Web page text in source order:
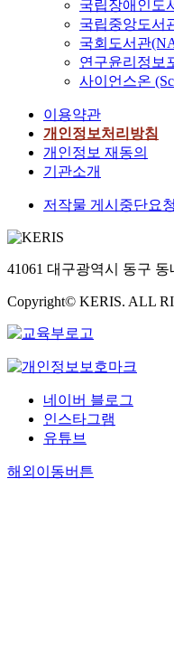
국립장애인도
국립중앙도서
국회도서관
연구윤리정보
사이언스온
이용약관
개인정보처리방침
개인정보 재동의
기관소개
저작물 게시중단요청
41061 대구광역시 동구
Copyright© KERIS. ALL
네이버 블로그
인스타그램
유튜브
해외이동버튼